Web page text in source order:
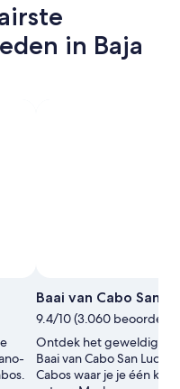
in Baja
Baai van Cabo San
9.4/10 (3.060
Ontdek het geweldige
Baai van Cabo San
Cabos waar je je één